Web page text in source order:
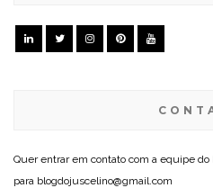
Quer entrar em contato com a equipe
para blogdojuscelino@gmail.com